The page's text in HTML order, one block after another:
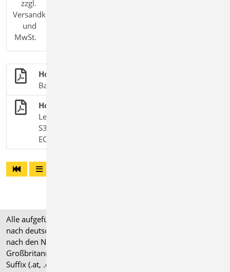
zzgl.
Versandkosten
und
MwSt.
Holzbau
BauStatik-Module nach DIN EN 1995-1-1
Holzbalken mit Doppelbiegung
Leistungsbeschreibung des BauStatik-Moduls
S322.de Holz-Durchlaufträger, Doppelbiegung –
EC 5, DIN EN 1995-1-1
Alle aufgeführten Preise verstehen sich für Module/Pakete
nach deutschen Normgrundlagen (".de"). Module, die auch
nach den Normen für Österreich, Schweiz, Italien und
Großbritannien verfügbar sind, tragen ein entsprechendes
Suffix (.at, .ch, .it bzw. .uk) und können gegen einen Aufpreis